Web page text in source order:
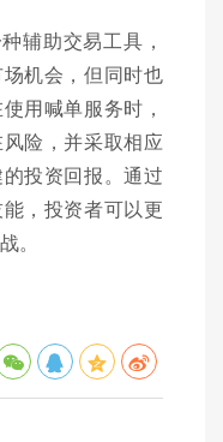
辅助交易工具，
机会，但同时也
用喊单服务时，
险，并采取相应
投资回报。通过
，投资者可以更
。